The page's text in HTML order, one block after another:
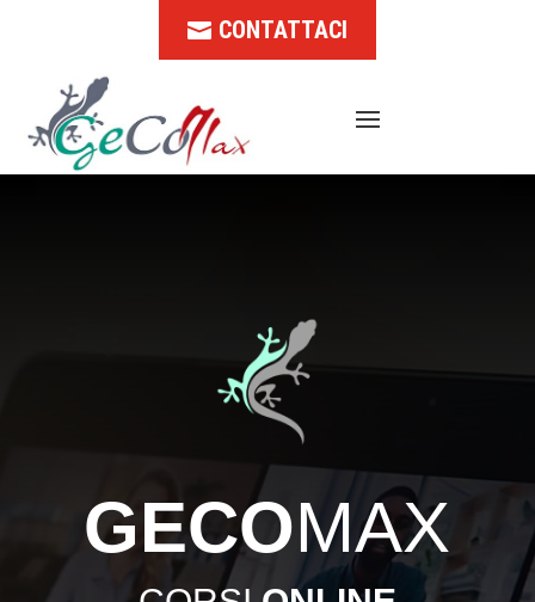
CONTATTACI
GECOMAX